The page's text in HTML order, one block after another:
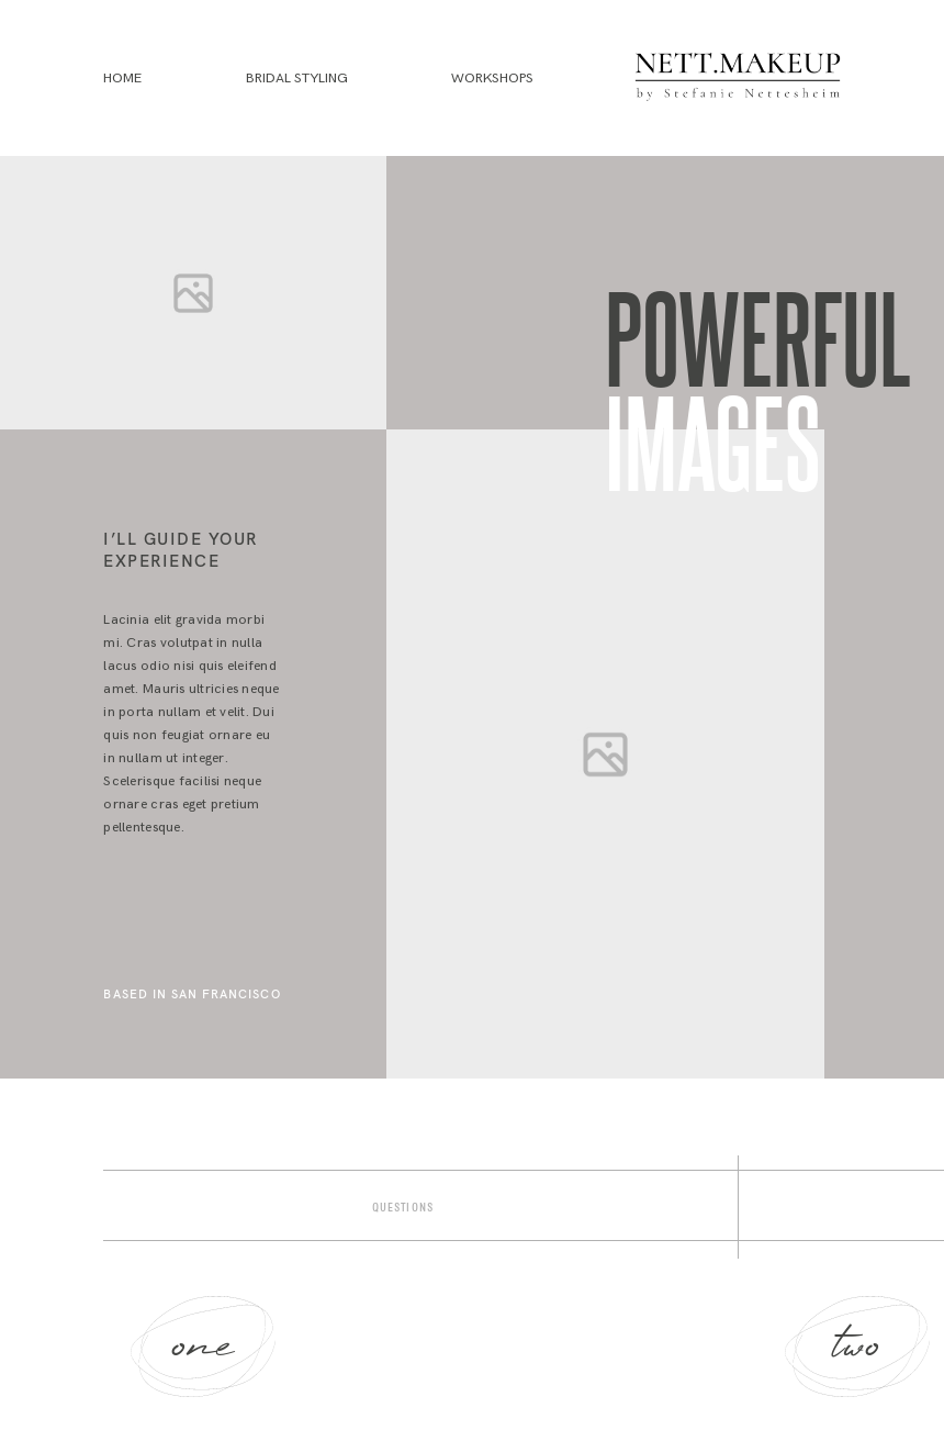
HOME BRIDAL STYLING WORKSHOPS
POWERFUL
IMAGES
I’LL GUIDE YOUR
EXPERIENCE
Lacinia elit gravida morbi
mi. Cras volutpat in nulla
lacus odio nisi quis eleifend
amet. Mauris ultricies neque
in porta nullam et velit. Dui
quis non feugiat ornare eu
in nullam ut integer.
Scelerisque facilisi neque
ornare cras eget pretium
pellentesque.
BASED IN SAN FRANCISCO
QUESTIONS
two
one